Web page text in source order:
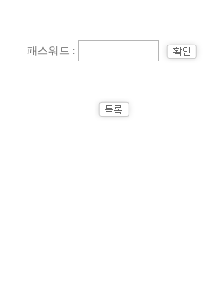
패스워드 :